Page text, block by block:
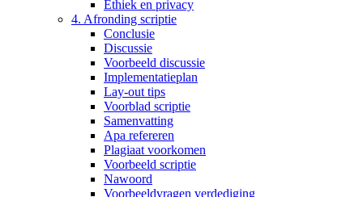
Ethiek en privacy
4. Afronding scriptie
Conclusie
Discussie
Voorbeeld discussie
Implementatieplan
Lay-out tips
Voorblad scriptie
Samenvatting
Apa refereren
Plagiaat voorkomen
Voorbeeld scriptie
Nawoord
Voorbeeldvragen verdediging